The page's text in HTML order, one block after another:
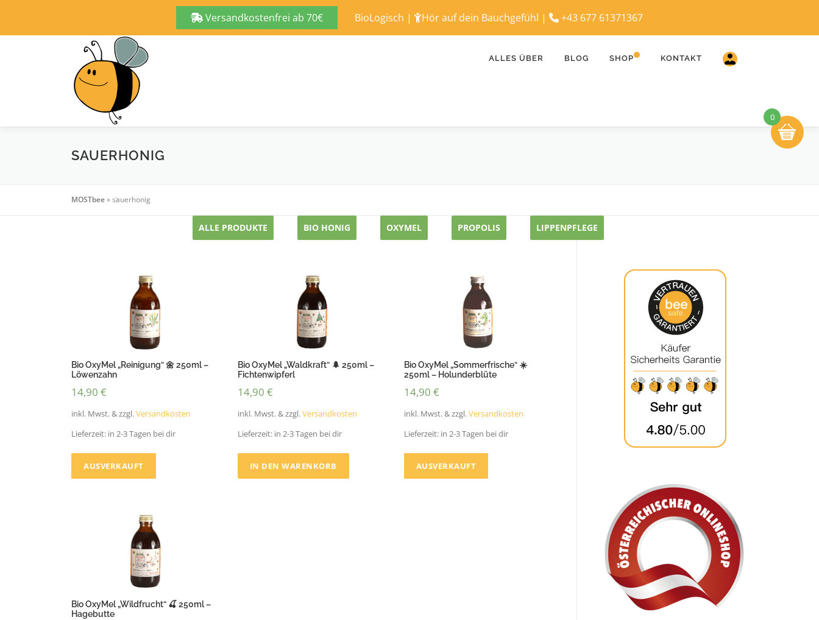
Versandkostenfrei ab 70€ BioLogisch | Hör auf dein Bauchgefühl | +43 677 61371367
ALLES ÜBER BLOG SHOP KONTAKT
SAUERHONIG
MOSTbee»sauerhonig
ALLE PRODUKTE BIO HONIG OXYMEL PROPOLIS LIPPENPFLEGE
Bio OxyMel „Reinigung“ 🌼 250ml –
Löwenzahn
14,90 €
inkl. Mwst. & zzgl.Versandkosten
Lieferzeit: in 2-3 Tagen bei dir
AUSVERKAUFT
Bio OxyMel „Waldkraft“ 🌲 250ml –
Fichtenwipferl
14,90 €
inkl. Mwst. & zzgl.Versandkosten
Lieferzeit: in 2-3 Tagen bei dir
IN DEN WARENKORB
Bio OxyMel „Sommerfrische“ ☀️
250ml – Holunderblüte
14,90 €
inkl. Mwst. & zzgl.Versandkosten
Lieferzeit: in 2-3 Tagen bei dir
AUSVERKAUFT
Bio OxyMel „Wildfrucht“ 🍒 250ml –
Hagebutte
0